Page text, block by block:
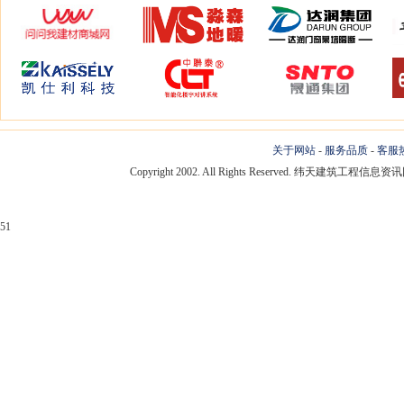
关于网站 - 服务品质 - 客服
Copyright 2002. All Rights Reserved. 纬天建筑工程信息资
51